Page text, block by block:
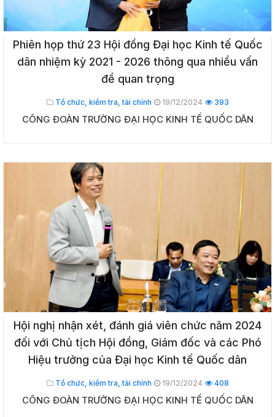
Phiên họp thứ 23 Hội đồng Đại học Kinh tế Quốc
dân nhiệm kỳ 2021 - 2026 thông qua nhiều vấn
đề quan trọng
Tổ chức, kiểm tra, tài chính 19/12/2024 393
CÔNG ĐOÀN TRƯỜNG ĐẠI HỌC KINH TẾ QUỐC DÂN
Hội nghị nhận xét, đánh giá viên chức năm 2024
đối với Chủ tịch Hội đồng, Giám đốc và các Phó
Hiệu trưởng của Đại học Kinh tế Quốc dân
Tổ chức, kiểm tra, tài chính 19/12/2024 408
CÔNG ĐOÀN TRƯỜNG ĐẠI HỌC KINH TẾ QUỐC DÂN